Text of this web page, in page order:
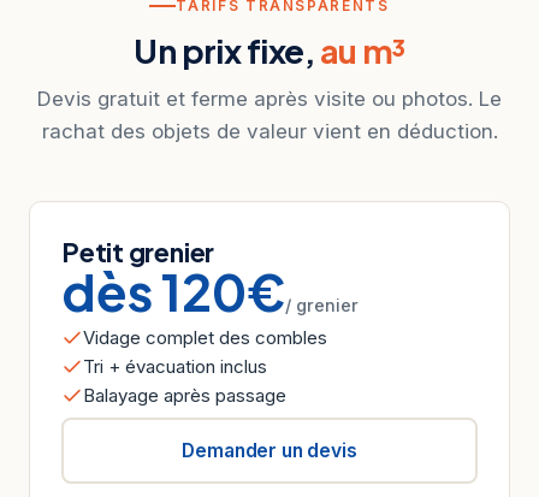
TARIFS TRANSPARENTS
Un prix fixe, au m³
Devis gratuit et ferme après visite ou photos. Le
rachat des objets de valeur vient en déduction.
Petit grenier
dès 120€/ grenier
Vidage complet des combles
Tri + évacuation inclus
Balayage après passage
Demander un devis